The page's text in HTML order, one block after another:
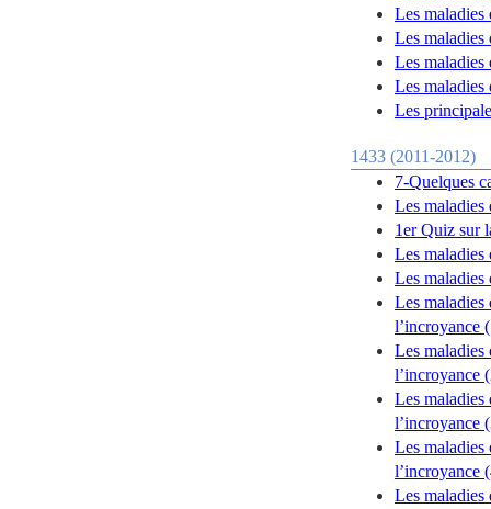
Les maladies
Les maladies
Les maladies
Les maladies
Les
1433 (2011-2012)
7-Quelques
Les
1er Quiz sur
Les
Les
Les maladies
l’incroyance
Les maladies
l’incroyance
Les maladies
l’incroyance
Les maladies
l’incroyance
Les maladies